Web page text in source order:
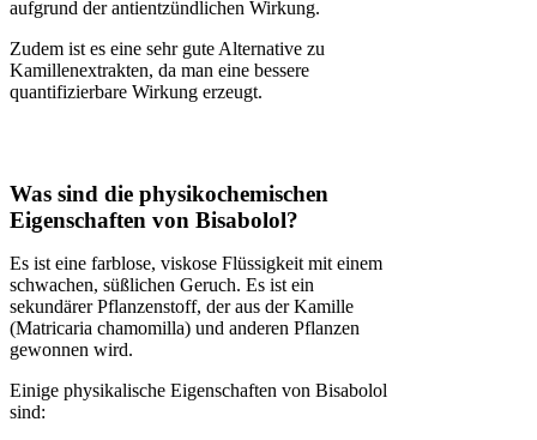
aufgrund der antientzündlichen Wirkung.
Zudem ist es eine sehr gute Alternative zu
Kamillenextrakten, da man eine bessere
quantifizierbare Wirkung erzeugt.
Was sind die physikochemischen
Eigenschaften von Bisabolol?
Es ist eine farblose, viskose Flüssigkeit mit einem
schwachen, süßlichen Geruch. Es ist ein
sekundärer Pflanzenstoff, der aus der Kamille
(Matricaria chamomilla) und anderen Pflanzen
gewonnen wird.
Einige physikalische Eigenschaften von Bisabolol
sind: